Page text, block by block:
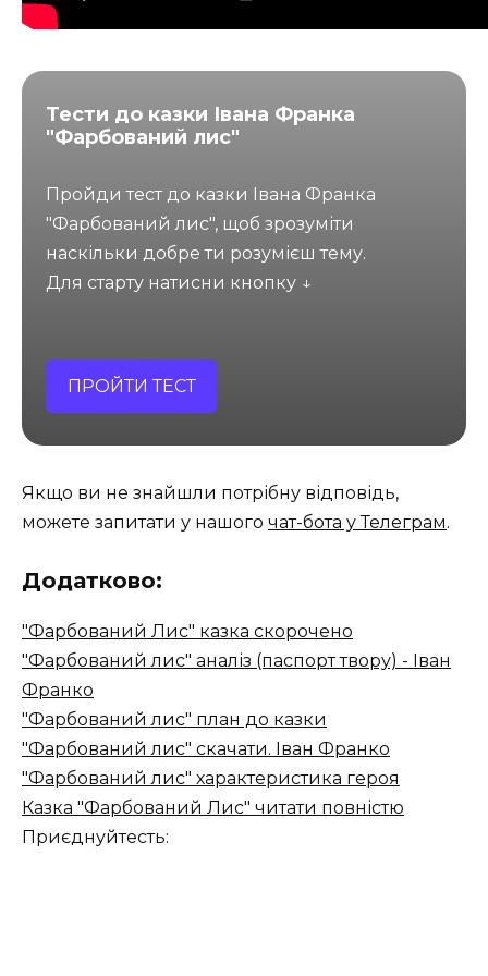
Тести до казки Івана Франка
"Фарбований лис"
Пройди тест до казки Івана Франка
"Фарбований лис", щоб зрозуміти
наскільки добре ти розумієш тему.
Для старту натисни кнопку ↓
ПРОЙТИ ТЕСТ
Якщо ви не знайшли потрібну відповідь,
можете запитати у нашого чат-бота у Телеграм.
Додатково:
"Фарбований Лис" казка скорочено
"Фарбований лис" аналіз (паспорт твору) - Іван
Франко
"Фарбований лис" план до казки
"Фарбований лис" скачати. Іван Франко
"Фарбований лис" характеристика героя
Казка "Фарбований Лис" читати повністю
Приєднуйтесть: